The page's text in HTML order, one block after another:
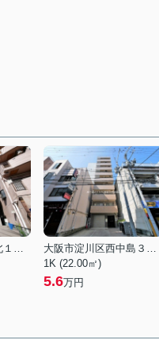
大阪市淀川区野中北１丁目
大阪市淀川区西中島３丁目
1K (22.00㎡)
5.6万円